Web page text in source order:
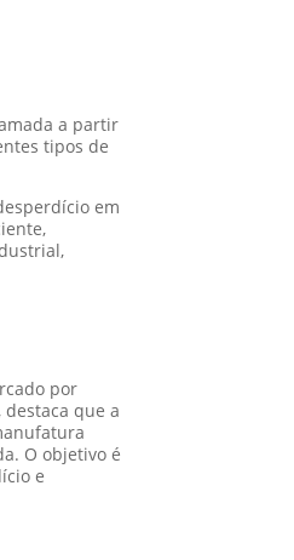
a partir
tipos de
em
por
que a
O objetivo é
e